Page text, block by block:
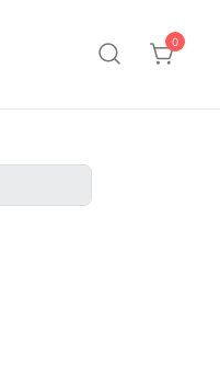
0